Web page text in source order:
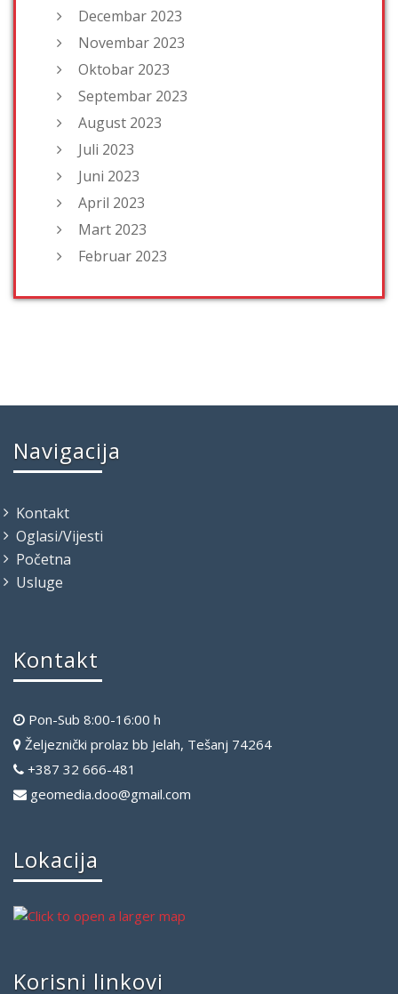
Decembar 2023
Novembar 2023
Oktobar 2023
Septembar 2023
August 2023
Juli 2023
Juni 2023
April 2023
Mart 2023
Februar 2023
Navigacija
Kontakt
Oglasi/Vijesti
Početna
Usluge
Kontakt
Pon-Sub 8:00-16:00 h
Željeznički prolaz bb Jelah, Tešanj 74264
+387 32 666-481
geomedia.doo@gmail.com
Lokacija
Korisni linkovi